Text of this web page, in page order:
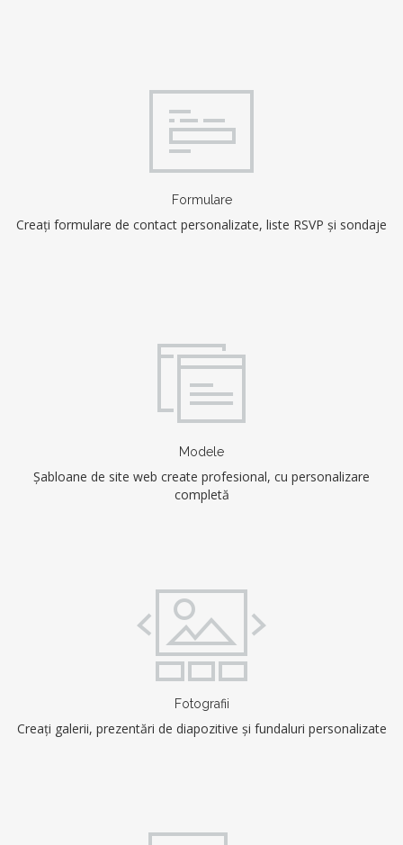
Formulare
Creați formulare de contact personalizate, liste RSVP și sondaje
Modele
Șabloane de site web create profesional, cu personalizare
completă
Fotografii
Creați galerii, prezentări de diapozitive și fundaluri personalizate